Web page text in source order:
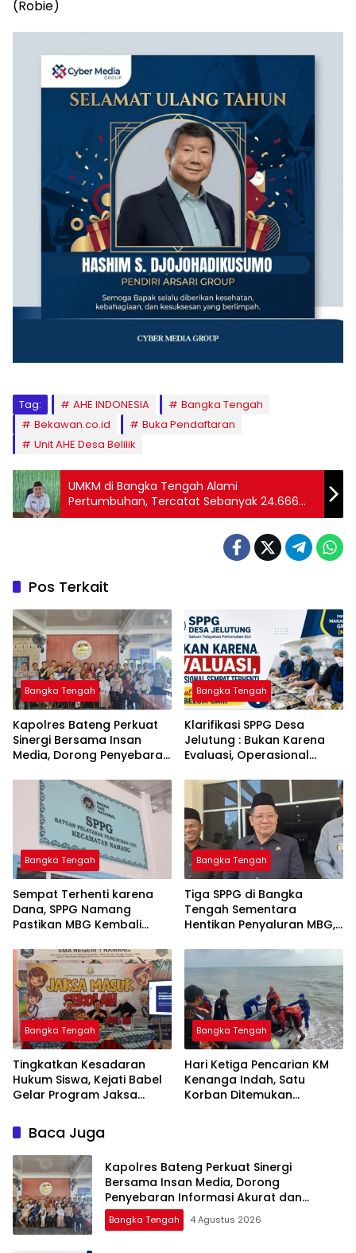
(Robie)
Tag: AHE INDONESIA
Bangka Tengah
Bekawan.co.id
Buka Pendaftaran
Unit AHE Desa Belilik
UMKM di Bangka Tengah Alami
Pertumbuhan, Tercatat Sebanyak 24.666
UMKM Hingga 2022 Ini
Pos Terkait
Bangka Tengah
‎Kapolres Bateng Perkuat
Sinergi Bersama Insan
Media, Dorong Penyebaran
Layanan Polri 110
Bangka Tengah
‎Klarifikasi SPPG Desa
Jelutung : Bukan Karena
Evaluasi, Operasional
Dana Banper Belum Cair
Bangka Tengah
‎Sempat Terhenti karena
Dana, SPPG Namang
Pastikan MBG Kembali
Bangka Tengah
‎Tiga SPPG di Bangka
Tengah Sementara
Hentikan Penyaluran MBG,
Bangka Tengah
Tingkatkan Kesadaran
Hukum Siswa, Kejati Babel
Gelar Program Jaksa
Namang
Bangka Tengah
Hari Ketiga Pencarian KM
Kenanga Indah, Satu
Korban Ditemukan
Baca Juga
‎Kapolres Bateng Perkuat Sinergi
Bersama Insan Media, Dorong
Penyebaran Informasi Akurat dan
Layanan Polri 110
Bangka Tengah 4 Agustus 2026